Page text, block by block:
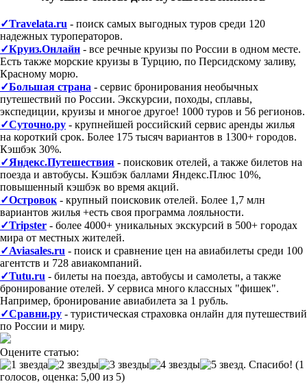
✓Travelata.ru - поиск самых выгодных туров среди 120
надежных туроператоров.
✓Круиз.Онлайн - все речные круизы по России в одном месте.
Есть также морские круизы в Турцию, по Персидскому заливу,
Красному морю.
✓Большая страна - сервис бронирования необычных
путешествий по России. Экскурсии, походы, сплавы,
экспедиции, круизы и многое другое! 1000 туров и 56 регионов.
✓Суточно.ру - крупнейшей российский сервис аренды жилья
на короткий срок. Более 175 тысяч вариантов в 1300+ городов.
Кэшбэк 30%.
✓Яндекс.Путешествия - поисковик отелей, а также билетов на
поезда и автобусы. Кэшбэк баллами Яндекс.Плюс 10%,
повышенный кэшбэк во время акций.
✓Островок - крупный поисковик отелей. Более 1,7 млн
вариантов жилья +есть своя программа лояльности.
✓Tripster - более 4000+ уникальных экскурсий в 500+ городах
мира от местных жителей.
✓Aviasales.ru - поиск и сравнение цен на авиабилеты среди 100
агентств и 728 авиакомпаний.
✓Tutu.ru - билеты на поезда, автобусы и самолеты, а также
бронирование отелей. У сервиса много классных "фишек".
Например, бронирование авиабилета за 1 рубль.
✓Сравни.ру - туристическая страховка онлайн для путешествий
по России и миру.
Оцените статью:
(1
голосов, оценка: 5,00 из 5)